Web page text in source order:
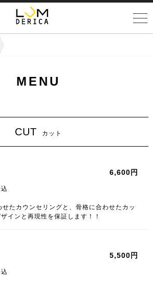
MENU
CUT カット
6,600円
たカウンセリングと、骨格に合わせたカッ
インと再現性を保証します！！
5,500円